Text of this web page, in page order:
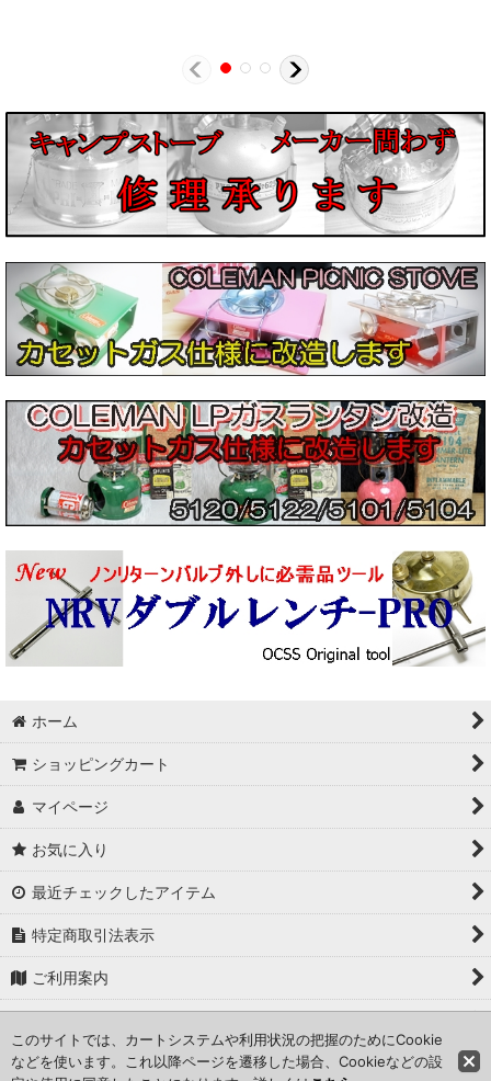
ホーム
ショッピングカート
マイページ
お気に入り
最近チェックしたアイテム
特定商取引法表示
ご利用案内
このサイトでは、カートシステムや利用状況の把握のためにCookie
などを使います。これ以降ページを遷移した場合、Cookieなどの設